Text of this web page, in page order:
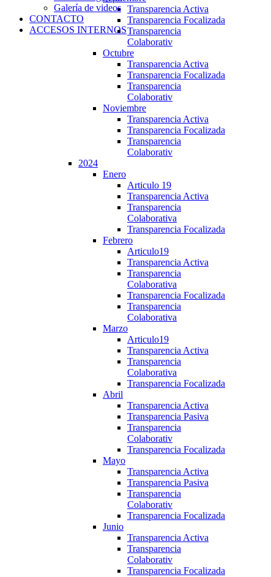
Transparencia Activa
Transparencia Focalizada
Transparencia
Colaborativ
Octubre
Transparencia Activa
Transparencia Focalizada
Transparencia
Colaborativ
Noviembre
Transparencia Activa
Transparencia Focalizada
Transparencia
Colaborativ
2024
Enero
Articulo 19
Transparencia Activa
Transparencia
Colaborativa
Transparencia Focalizada
Febrero
Articulo19
Transparencia Activa
Transparencia
Colaborativa
Transparencia Focalizada
Transparencia
Colaborativa
Marzo
Articulo19
Transparencia Activa
Transparencia
Colaborativa
Transparencia Focalizada
Abril
Transparencia Activa
Transparencia Pasiva
Transparencia
Colaborativ
Transparencia Focalizada
Mayo
Transparencia Activa
Transparencia Pasiva
Transparencia
Colaborativ
Transparencia Focalizada
Junio
Transparencia Activa
Transparencia
Colaborativ
Transparencia Focalizada
Galería de videos
CONTACTO
ACCESOS INTERNOS